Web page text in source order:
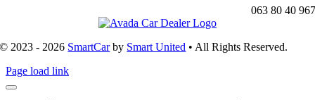
063 80 40 967
© 2023 - 2026 SmartCarby Smart United • All Rights Reserved.
Page load link